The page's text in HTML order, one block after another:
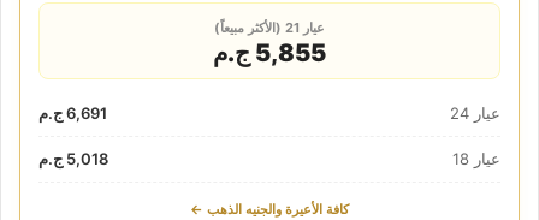
عيار 21 (الأكثر مبيعاً)
5,855 ج.م
عيار 24 6,691 ج.م
عيار 18 5,018 ج.م
كافة الأعيرة والجنيه الذهب ←